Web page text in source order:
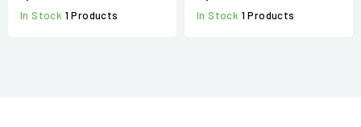
In Stock 1 Products In Stock 1 Products